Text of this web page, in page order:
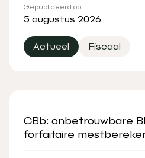
Gepubliceerd op
5 augustus 2026
Actueel Fiscaal
CBb: onbetrouwbare
forfaitaire